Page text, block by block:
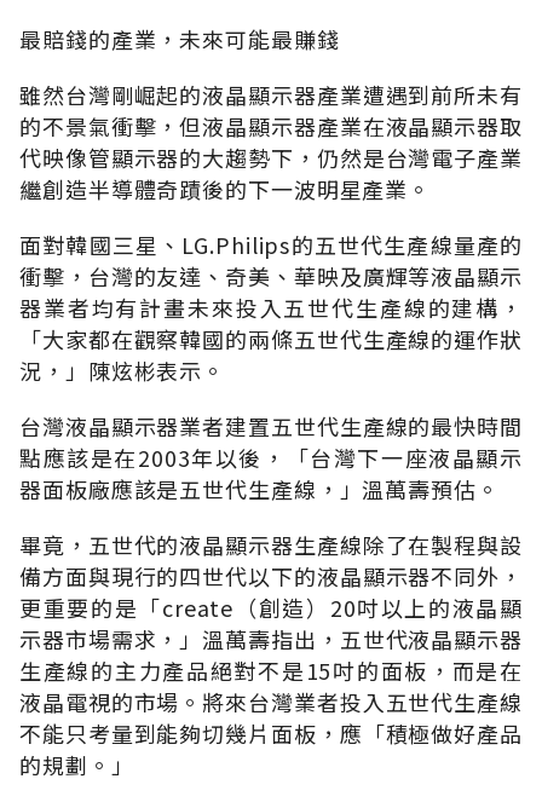
最賠錢的產業，未來可能最賺錢
雖然台灣剛崛起的液晶顯示器產業遭遇到前所未有
的不景氣衝擊，但液晶顯示器產業在液晶顯示器取
代映像管顯示器的大趨勢下，仍然是台灣電子產業
繼創造半導體奇蹟後的下一波明星產業。
面對韓國三星、LG.Philips的五世代生產線量產的
衝擊，台灣的友達、奇美、華映及廣輝等液晶顯示
器業者均有計畫未來投入五世代生產線的建構，
「大家都在觀察韓國的兩條五世代生產線的運作狀
況，」陳炫彬表示。
台灣液晶顯示器業者建置五世代生產線的最快時間
點應該是在2003年以後，「台灣下一座液晶顯示
器面板廠應該是五世代生產線，」溫萬壽預估。
畢竟，五世代的液晶顯示器生產線除了在製程與設
備方面與現行的四世代以下的液晶顯示器不同外，
更重要的是「create（創造）20吋以上的液晶顯
示器市場需求，」溫萬壽指出，五世代液晶顯示器
生產線的主力產品絕對不是15吋的面板，而是在
液晶電視的市場。將來台灣業者投入五世代生產線
不能只考量到能夠切幾片面板，應「積極做好產品
的規劃。」